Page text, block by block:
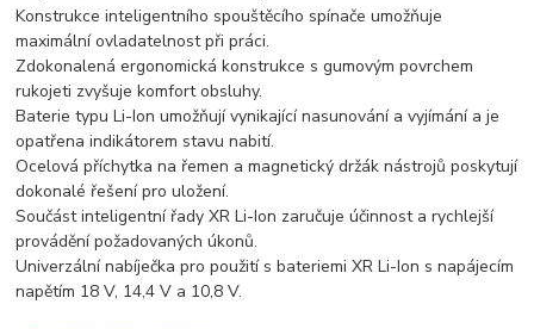
Konstrukce inteligentního spouštěcího spínače umožňuje
maximální ovladatelnost při práci.
Zdokonalená ergonomická konstrukce s gumovým povrchem
rukojeti zvyšuje komfort obsluhy.
Baterie typu Li-Ion umožňují vynikající nasunování a vyjímání a je
opatřena indikátorem stavu nabití.
Ocelová příchytka na řemen a magnetický držák nástrojů poskytují
dokonalé řešení pro uložení.
Součást inteligentní řady XR Li-Ion zaručuje účinnost a rychlejší
provádění požadovaných úkonů.
Univerzální nabíječka pro použití s bateriemi XR Li-Ion s napájecím
napětím 18 V, 14,4 V a 10,8 V.